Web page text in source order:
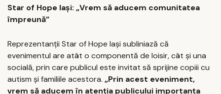
Star of Hope Iași: „Vrem să aducem comunitatea
împreună”
Reprezentanții Star of Hope Iași subliniază că
evenimentul are atât o componentă de loisir, cât și una
socială, prin care publicul este invitat să sprijine copiii cu
autism și familiile acestora. „Prin acest eveniment,
vrem să aducem în atenția publicului importanța